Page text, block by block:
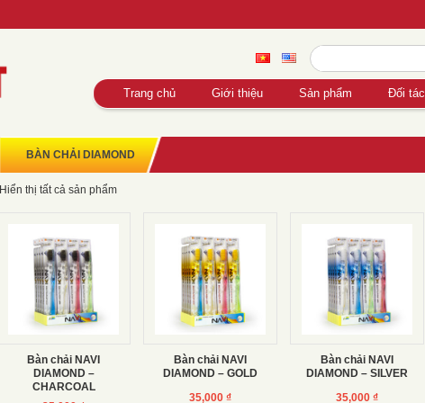
Trang chủ Giới thiệu Sản phẩm Đối tác
BÀN CHẢI DIAMOND
Hiển thị tất cả sản phẩm
Bàn chải NAVI
DIAMOND –
CHARCOAL
Bàn chải NAVI
DIAMOND – GOLD
35,000 ₫
Bàn chải NAVI
DIAMOND – SILVER
35,000 ₫